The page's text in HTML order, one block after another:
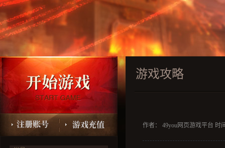
游戏攻略
作者： 49you网页游戏平台 时